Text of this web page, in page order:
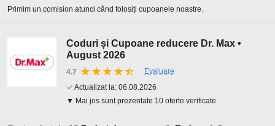
Primim un comision atunci când folosiți cupoanele noastre.
Coduri și Cupoane reducere Dr. Max •
August 2026
4.7
Evaluare
✓ Actualizat la: 06.08.2026
▼ Mai jos sunt prezentate 10 oferte verificate